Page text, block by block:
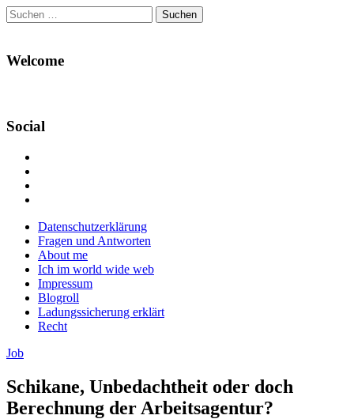
Suchen
nach:
Welcome
Social
Facebook
anzeigen
Twitter
anzeigen
auf
Instagram
anzeigen
Main
menu
Skip
content
Datenschutzerklärung
Fragen und Antworten
About me
Ich im world wide web
Impressum
Blogroll
Ladungssicherung erklärt
Recht
Job
Schikane, Unbedachtheit oder doch
Berechnung der Arbeitsagentur?